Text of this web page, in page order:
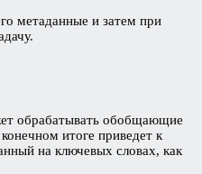
метаданные и затем при
обрабатывать обобщающие
итоге приведет к
на ключевых словах, как